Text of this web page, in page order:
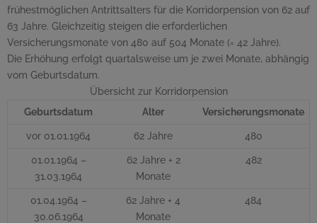
frühestmöglichen Antrittsalters für die Korridorpension von 62 auf
63 Jahre. Gleichzeitig steigen die erforderlichen
Versicherungsmonate von 480 auf 504 Monate (= 42 Jahre).
Die Erhöhung erfolgt quartalsweise um je zwei Monate, abhängig
vom Geburtsdatum.
Übersicht zur Korridorpension
Geburtsdatum
Alter Versicherungsmonate
vor 01.01.1964 62 Jahre 480
01.01.1964 –
31.03.1964
62 Jahre + 2
Monate
482
01.04.1964 –
30.06.1964
62 Jahre + 4
Monate
484